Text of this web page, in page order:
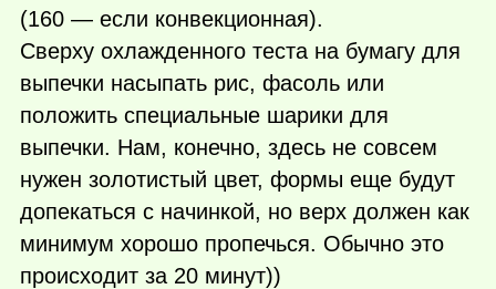
(160 — если конвекционная).
Сверху охлажденного теста на бумагу для
выпечки насыпать рис, фасоль или
положить специальные шарики для
выпечки. Нам, конечно, здесь не совсем
нужен золотистый цвет, формы еще будут
допекаться с начинкой, но верх должен как
минимум хорошо пропечься. Обычно это
происходит за 20 минут))